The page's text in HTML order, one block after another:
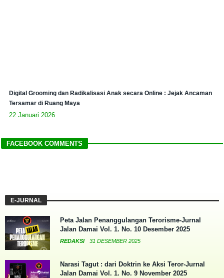
Digital Grooming dan Radikalisasi Anak secara Online : Jejak Ancaman
Tersamar di Ruang Maya
22 Januari 2026
FACEBOOK COMMENTS
E-JURNAL
Peta Jalan Penanggulangan Terorisme-Jurnal
Jalan Damai Vol. 1. No. 10 Desember 2025
REDAKSI 31 DESEMBER 2025
Narasi Tagut : dari Doktrin ke Aksi Teror-Jurnal
Jalan Damai Vol. 1. No. 9 November 2025